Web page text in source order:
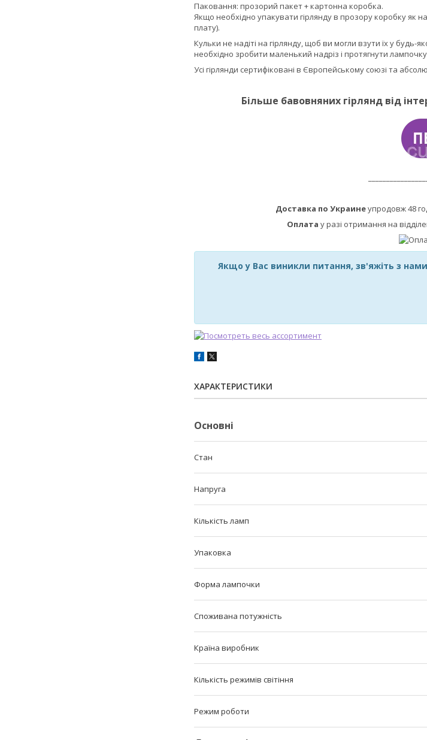
Паковання: прозорий пакет + картонна коробка.
Якщо необхідно упакувати гірлянду в прозору коробку
плату).
Кульки не надіті на гірлянду, щоб ви могли взути їх у
необхідно зробити маленький надріз і протягнути
Усі гірлянди сертифіковані в Європейському союзі та
Більше бавовняних гірлянд від
Доставка по Украинеупродовж 48
Оплата у разі отримання на
Якщо у Вас виникли питання, зв'яжіть з
ХАРАКТЕРИСТИКИ
Основні
Стан
Напруга
Кількість ламп
Упаковка
Форма лампочки
Споживана потужність
Країна виробник
Кількість режимів світіння
Режим роботи